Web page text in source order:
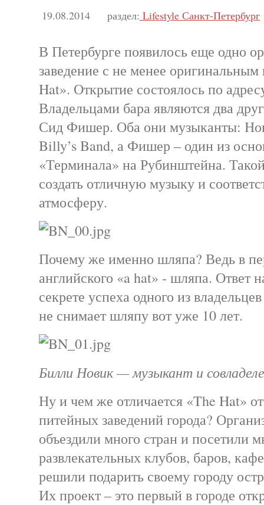
19.08.2014 раздел: Lifestyle Санкт-Петербург
В Петербурге появилось еще одно
заведение с не менее
Hat». Открытие состоялось по
Владельцами бара являются два
Сид Фишер. Оба они музыканты:
Billy’s Band, а Фишер – один из
«Терминала» на Рубинштейна.
создать отличную музыку и
атмосферу.
Почему же именно шляпа? Ведь в
английского «a hat» - шляпа. Ответ
секрете успеха одного из
не снимает шляпу вот уже 10 лет.
Билли Новик — музыкант и
Ну и чем же отличается «The Hat»
питейных заведений города?
объездили много стран и посетили
развлекательных клубов, баров,
решили подарить своему городу
Их проект – это первый в городе